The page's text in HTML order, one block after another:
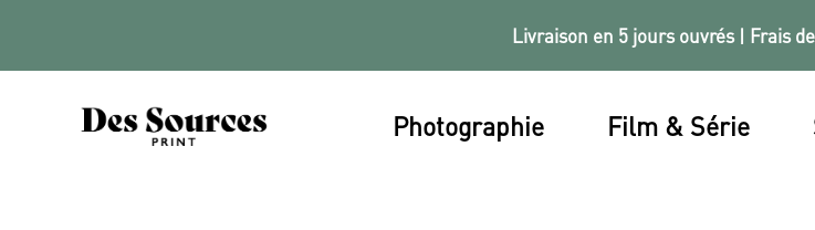
Livraison en 5 jours ouvrés | Frais
Photographie Film & Série